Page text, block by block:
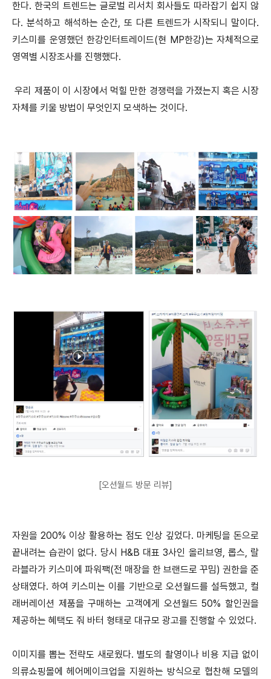
한다. 한국의 트렌드는 글로벌 리서치 회사들도 따라잡기 쉽지 않
다. 분석하고 해석하는 순간, 또 다른 트렌드가 시작되니 말이다.
키스미를 운영했던 한강인터트레이드(현 MP한강)는 자체적으로
영역별 시장조사를 진행했다.
우리 제품이 이 시장에서 먹힐 만한 경쟁력을 가졌는지 혹은 시장
자체를 키울 방법이 무엇인지 모색하는 것이다.
[오션월드 방문 리뷰]
자원을 200% 이상 활용하는 점도 인상 깊었다. 마케팅을 돈으로
끝내려는 습관이 없다. 당시 H&B 대표 3사인 올리브영, 롭스, 랄
라블라가 키스미에 파워팩(전 매장을 한 브랜드로 꾸밈) 권한을 준
상태였다. 하여 키스미는 이를 기반으로 오션월드를 설득했고, 컬
래버레이션 제품을 구매하는 고객에게 오션월드 50% 할인권을
제공하는 혜택도 줘 바터 형태로 대규모 광고를 진행할 수 있었다.
이미지를 뽑는 전략도 새로웠다. 별도의 촬영이나 비용 지급 없이
의류쇼핑몰에 헤어메이크업을 지원하는 방식으로 협찬해 모델의